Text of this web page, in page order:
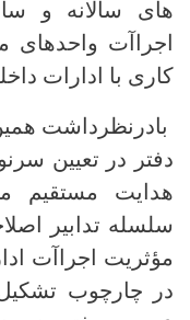
های سالانه و
اجراآت واحدهای
کاری با ادارات
بادرنظرداشت
دفتر در تعیین
هدایت مستقیم
سلسله تدابیر
مؤثریت اجراآت
در چارچوب